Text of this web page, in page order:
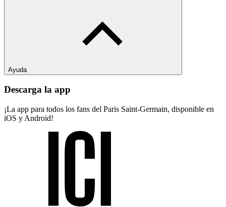
Ayuda
Descarga la app
¡La app para todos los fans del Paris Saint-Germain, disponible en
iOS y Android!